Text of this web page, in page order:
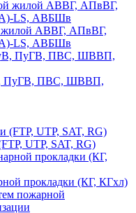
жилой АВВГ, АПвВГ,
LS, АВБШв
ПуГВ, ПВС, ШВВП,
UTP, SAT, RG)
прокладки (КГ, КГхл)